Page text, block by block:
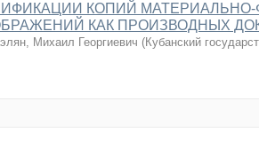
КОПИЙ
КАК ПРОИЗВОДНЫХ
Михаил Георгиевич (Кубанский